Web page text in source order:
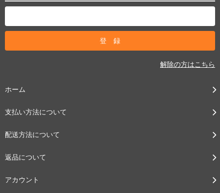
解除の方はこちら
ホーム
支払い方法について
配送方法について
返品について
アカウント